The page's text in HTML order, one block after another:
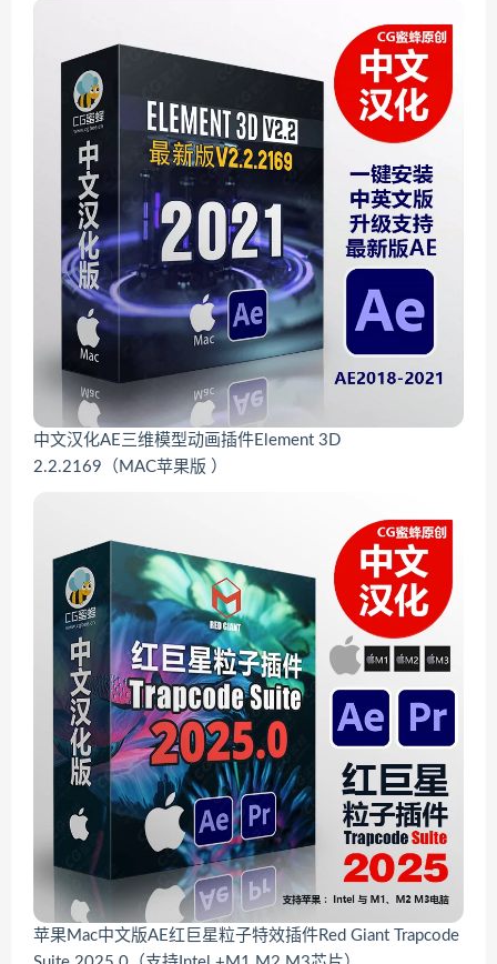
中文汉化AE三维模型动画插件Element 3D
2.2.2169（MAC苹果版 ）
苹果Mac中文版AE红巨星粒子特效插件Red Giant Trapcode